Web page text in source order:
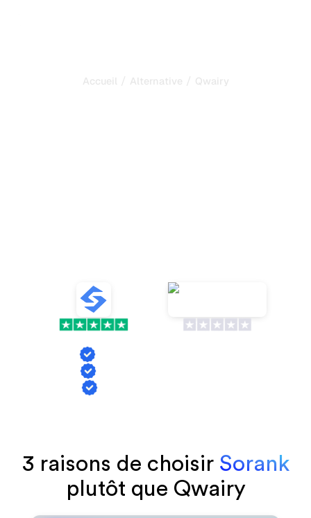
Accueil / Alternative / Qwairy
Échange de backlinks
Génération d'articles
3 raisons de choisir Sorank
plutôt que Qwairy